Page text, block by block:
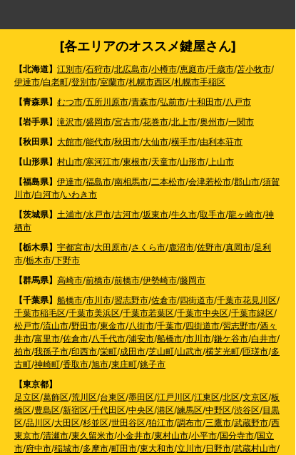
[各エリアのオススメ鍵屋さん]
【北海道】 江別市/石狩市/北広島市/小樽市/恵庭市/千歳市/苫小牧市/
伊達市/白老町/登別市/室蘭市/札幌市西区/札幌市手稲区
【青森県】 むつ市/五所川原市/青森市/弘前市/十和田市/八戸市
【岩手県】 滝沢市/盛岡市/宮古市/花巻市/北上市/奥州市/一関市
【秋田県】 大館市/能代市/秋田市/大仙市/横手市/由利本荘市
【山形県】 村山市/寒河江市/東根市/天童市/山形市/上山市
【福島県】 伊達市/福島市/南相馬市/二本松市/会津若松市/郡山市/須賀
川市/白河市/いわき市
【茨城県】 土浦市/水戸市/古河市/坂東市/牛久市/取手市/龍ヶ崎市/神
栖市
【栃木県】 宇都宮市/大田原市/さくら市/鹿沼市/佐野市/真岡市/足利
市/栃木市/下野市
【群馬県】 高崎市/前橋市/前橋市/伊勢崎市/藤岡市
【千葉県】 船橋市/市川市/習志野市/佐倉市/四街道市/千葉市花見川区/
千葉市稲毛区/千葉市美浜区/千葉市若葉区/千葉市中央区/千葉市緑区/
松戸市/流山市/野田市/東金市/八街市/千葉市/四街道市/習志野市/酒々
井市/富里市/佐倉市/八千代市/浦安市/船橋市/市川市/鎌ケ谷市/白井市/
柏市/我孫子市/印西市/栄町/成田市/芝山町/山武市/横芝光町/匝瑳市/多
古町/神崎町/香取市/旭市/東庄町/銚子市
【東京都】
足立区/葛飾区/荒川区/台東区/墨田区/江戸川区/江東区/北区/文京区/板
橋区/豊島区/新宿区/千代田区/中央区/港区/練馬区/中野区/渋谷区/目黒
区/品川区/大田区/杉並区/世田谷区/狛江市/調布市/三鷹市/武蔵野市/西
東京市/清瀬市/東久留米市/小金井市/東村山市/小平市/国分寺市/国立
市/府中市/稲城市/多摩市/町田市/東大和市/立川市/日野市/武蔵村山市/